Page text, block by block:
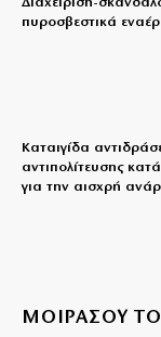
Διαχείριση-
πυροσβεστικά
Καταιγίδα
αντιπολίτευσης
για την αισχρή
ΜΟΙΡΑΣΟΥ